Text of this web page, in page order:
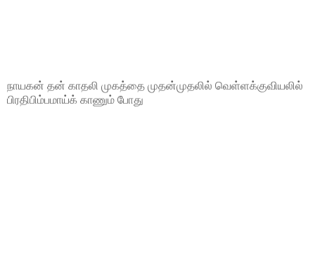
நாயகன் தன் காதலி முகத்தை முதன்முதலில் வெள்ளக்குவியலில்
பிரதிபிம்பமாய்க் காணும் போது